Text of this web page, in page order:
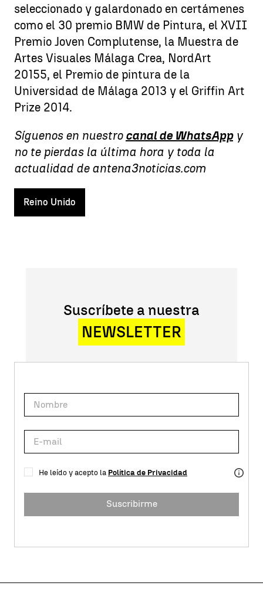
seleccionado y galardonado en certámenes
como el 30 premio BMW de Pintura, el XVII
Premio Joven Complutense, la Muestra de
Artes Visuales Málaga Crea, NordArt
20155, el Premio de pintura de la
Universidad de Málaga 2013 y el Griffin Art
Prize 2014.
Síguenos en nuestro canal de WhatsAppy
no te pierdas la última hora y toda la
actualidad de antena3noticias.com
Reino Unido
Suscríbete a nuestra
NEWSLETTER
He leído y acepto la Política de Privacidad
Suscribirme